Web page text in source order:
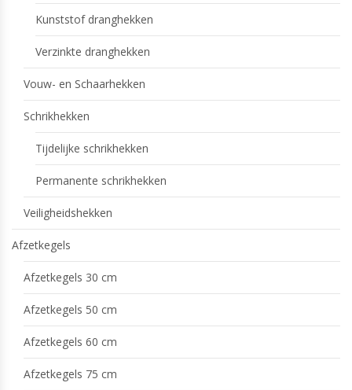
Kunststof dranghekken
Verzinkte dranghekken
Vouw- en Schaarhekken
Schrikhekken
Tijdelijke schrikhekken
Permanente schrikhekken
Veiligheidshekken
Afzetkegels
Afzetkegels 30 cm
Afzetkegels 50 cm
Afzetkegels 60 cm
Afzetkegels 75 cm